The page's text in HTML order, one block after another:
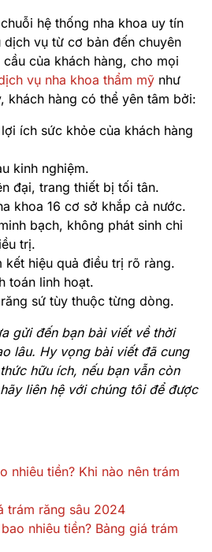
hệ thống nha khoa uy tín
vụ từ cơ bản đến chuyên
của khách hàng, cho mọi
vụ nha khoa thẩm mỹ như
khách hàng có thể yên tâm bởi:
ích sức khỏe của khách hàng
kinh nghiệm.
đại, trang thiết bị tối tân.
khoa 16 cơ sở khắp cả nước.
bạch, không phát sinh chi
trị.
kết hiệu quả điều trị rõ ràng.
toán linh hoạt.
sứ tùy thuộc từng dòng.
gửi đến bạn bài viết về thời
lâu. Hy vọng bài viết đã cung
hữu ích, nếu bạn vẫn còn
liên hệ với chúng tôi để được
nhiêu tiền? Khi nào nên trám
trám răng sâu 2024
nhiêu tiền? Bảng giá trám